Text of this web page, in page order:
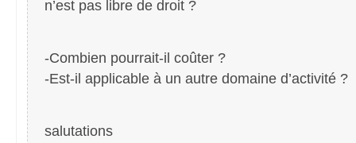
n’est pas libre de droit ?
-Combien pourrait-il coûter ?
-Est-il applicable à un autre domaine d’activité ?
salutations